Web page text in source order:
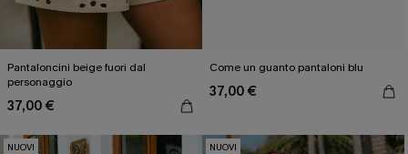
Pantaloncini beige fuori dal
personaggio
37,00 €
Come un guanto pantaloni blu
37,00 €
NUOVI NUOVI